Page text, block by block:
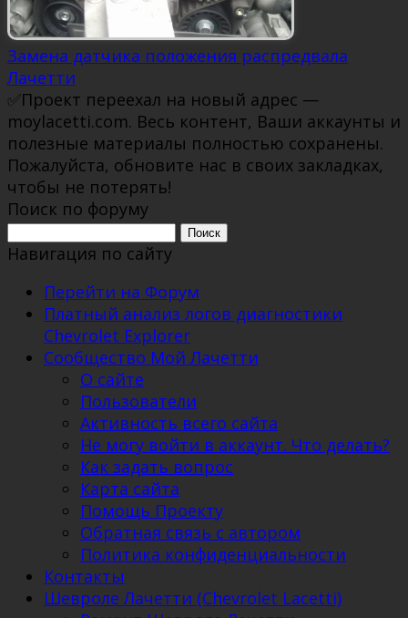
Замена датчика положения распредвала
Лачетти
✅Проект переехал на новый адрес —
moylacetti.com. Весь контент, Ваши аккаунты и
полезные материалы полностью сохранены.
Пожалуйста, обновите нас в своих закладках,
чтобы не потерять!
Поиск по форуму
Поиск:
Навигация по сайту
Перейти на Форум
Платный анализ логов диагностики
Chevrolet Explorer
Сообщество Мой Лачетти
О сайте
Пользователи
Активность всего сайта
Не могу войти в аккаунт. Что делать?
Как задать вопрос
Карта сайта
Помощь Проекту
Обратная связь с автором
Политика конфиденциальности
Контакты
Шевроле Лачетти (Chevrolet Lacetti)